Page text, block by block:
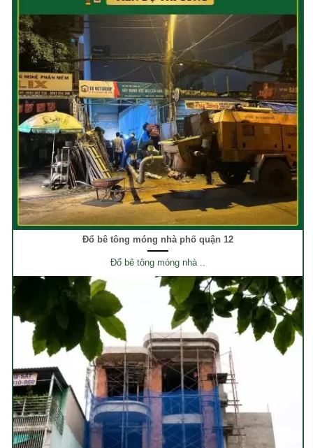
Đổ bê tông móng nhà phố quận 12
Đổ bê tông móng nhà ..